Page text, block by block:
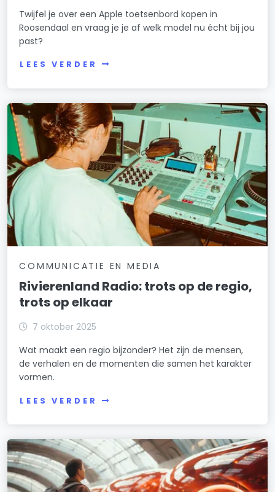
Twijfel je over een Apple toetsenbord kopen in
Roosendaal en vraag je je af welk model nu écht bij jou
past?
LEES VERDER
COMMUNICATIE EN MEDIA
Rivierenland Radio: trots op de regio,
trots op elkaar
7 oktober 2025
Wat maakt een regio bijzonder? Het zijn de mensen,
de verhalen en de momenten die samen het karakter
vormen.
LEES VERDER